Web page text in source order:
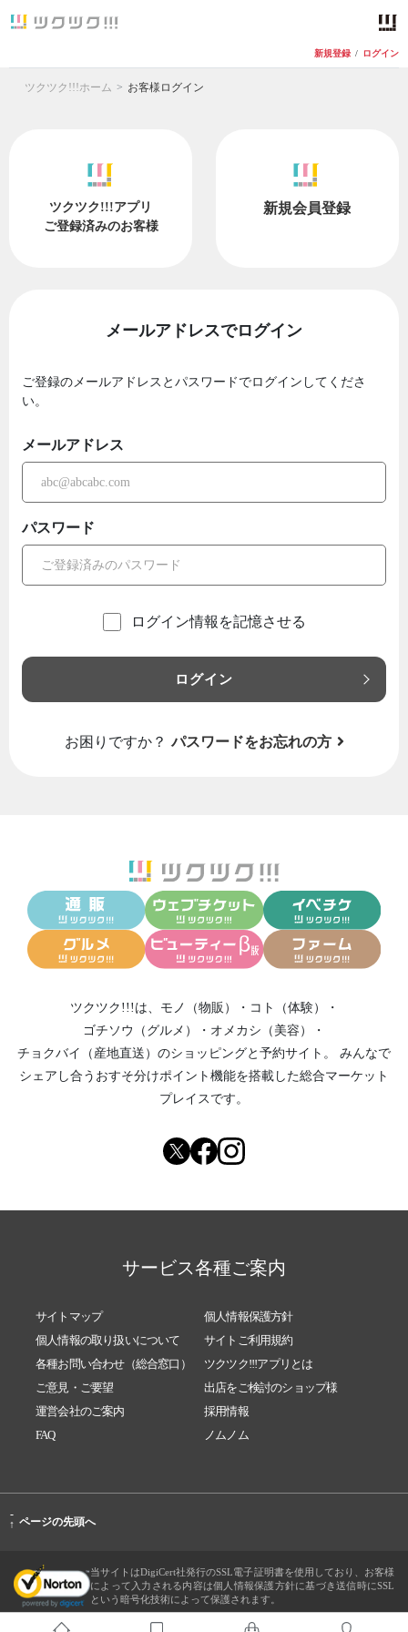
新規登録 / ログイン
ツクツク!!!ホーム お客様ログイン
ツクツク!!!アプリ
ご登録済みのお客様
新規会員登録
メールアドレスでログイン
ご登録のメールアドレスとパスワードでログインしてくださ
い。
メールアドレス
パスワード
ログイン情報を記憶させる
ログイン
お困りですか？ パスワードをお忘れの方
ツクツク!!!は、 モノ（物販） ・ コト（体験）
・
ゴチソウ（グルメ）
・ オメカシ（美容）
・
チョクバイ（産地直送） のショッピングと予約サイト。
みんなで
シェアし合う おすそ分けポイント機能を搭載した総合マーケット
プレイスです。
サービス各種ご案内
サイトマップ
個人情報保護方針
個人情報の取り扱いについて
サイトご利用規約
各種お問い合わせ（総合窓口）
ツクツク!!!アプリとは
ご意見・ご要望
出店をご検討のショップ様
運営会社のご案内
採用情報
FAQ
ノムノム
-
↑ ページの先頭へ
当サイトはDigiCert社発行のSSL電子証明書を使用しており、お客様
によって入力される内容は個人情報保護方針に基づき送信時にSSL
という暗号化技術によって保護されます。